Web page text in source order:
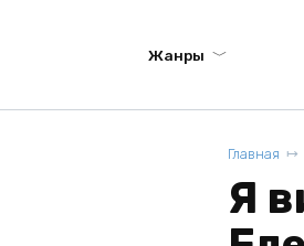
Жанры
Главная
Я